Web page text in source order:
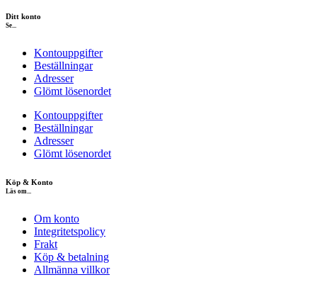
Ditt konto
Se...
Kontouppgifter
Beställningar
Adresser
Glömt lösenordet
Kontouppgifter
Beställningar
Adresser
Glömt lösenordet
Köp & Konto
Läs om...
Om konto
Integritetspolicy
Frakt
Köp & betalning
Allmänna villkor